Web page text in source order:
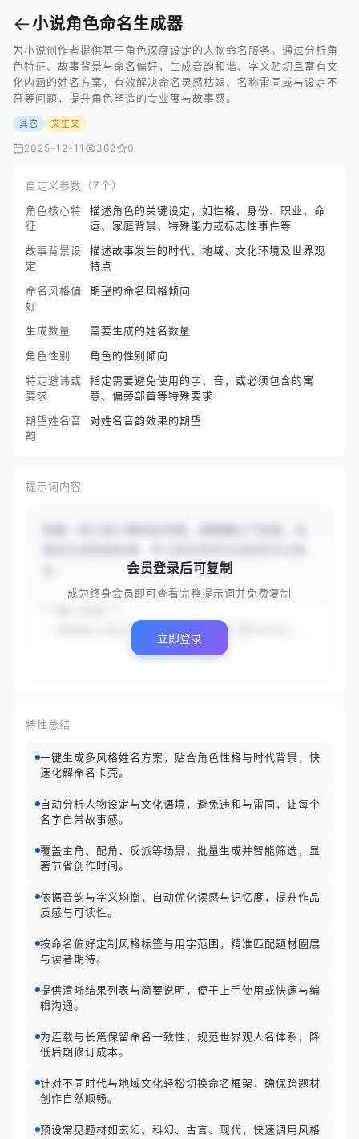
←小说角色命名生成器
为小说创作者提供基于角色深度设定的人物命名服务。通过分析角
色特征、故事背景与命名偏好，生成音韵和谐、字义贴切且富有文
化内涵的姓名方案，有效解决命名灵感枯竭、名称雷同或与设定不
符等问题，提升角色塑造的专业度与故事感。
其它 文生文
2025-12-11 362 0
自定义参数（7个）
角色核心特
征
描述角色的关键设定，如性格、身份、职业、命
运、家庭背景、特殊能力或标志性事件等
故事背景设
定
描述故事发生的时代、地域、文化环境及世界观
特点
命名风格偏
好
期望的命名风格倾向
生成数量
需要生成的姓名数量
角色性别
角色的性别倾向
特定避讳或
要求
指定需要避免使用的字、音，或必须包含的寓
意、偏旁部首等特殊要求
期望姓名音
韵
对姓名音韵效果的期望
提示词内容
- 角色核心特征：{{出身江南书香门第的年轻...
会员登录后可复制
成为终身会员即可查看完整提示词并免费复制
立即登录
特性总结
一键生成多风格姓名方案，贴合角色性格与时代背景，快
速化解命名卡壳。
自动分析人物设定与文化语境，避免违和与雷同，让每个
名字自带故事感。
覆盖主角、配角、反派等场景，批量生成并智能筛选，显
著节省创作时间。
依据音韵与字义均衡，自动优化读感与记忆度，提升作品
质感与可读性。
按命名偏好定制风格标签与用字范围，精准匹配题材圈层
与读者期待。
提供清晰结果列表与简要说明，便于上手使用或快速与编
辑沟通。
为连载与长篇保留命名一致性，规范世界观人名体系，降
低后期修订成本。
针对不同时代与地域文化轻松切换命名框架，确保跨题材
创作自然顺畅。
预设常见题材如玄幻、科幻、古言、现代，快速调用风格